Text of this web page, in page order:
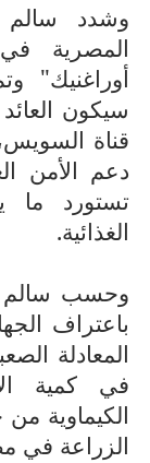
وشدد
المصرية
أوراغنيك"
قناة
دعم الأمن
الغذائية.
وحسب سالم
باعتراف
المعادلة
في كمية
الكيماوية
الزراعة في